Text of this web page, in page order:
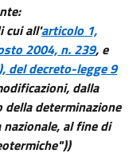
cui all'articolo 1,
2004, n. 239, e
del decreto-legge 9
dalla
determinazione
al fine di